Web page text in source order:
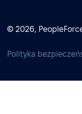
© 2026,
Polityka